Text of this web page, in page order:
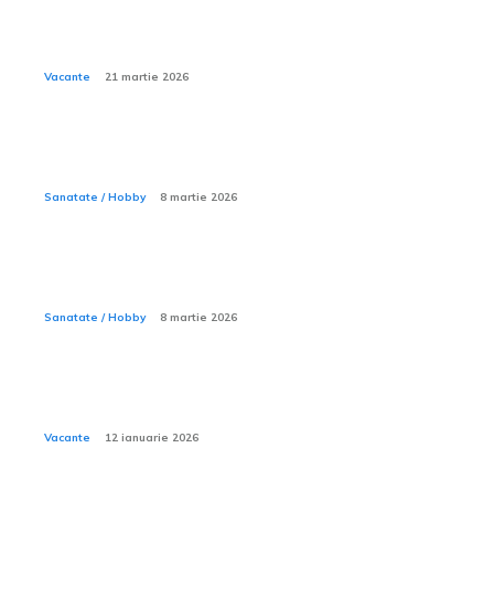
Vacante 21 martie 2026
Sanatate / Hobby 8 martie 2026
Sanatate / Hobby 8 martie 2026
Vacante 12 ianuarie 2026